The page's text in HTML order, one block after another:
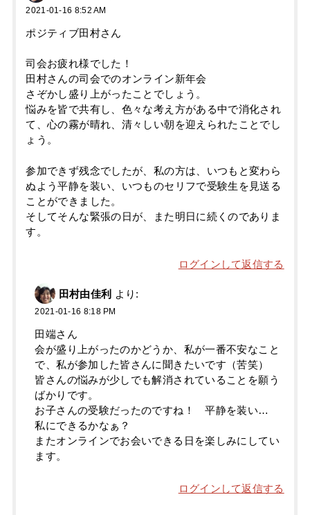
2021-01-16 8:52 AM
ポジティブ田村さん
司会お疲れ様でした！
田村さんの司会でのオンライン新年会
さぞかし盛り上がったことでしょう。
悩みを皆で共有し、色々な考え方がある中で消化され
て、心の霧が晴れ、清々しい朝を迎えられたことでし
ょう。
参加できず残念でしたが、私の方は、いつもと変わら
ぬよう平静を装い、いつものセリフで受験生を見送る
ことができました。
そしてそんな緊張の日が、また明日に続くのでありま
す。
ログインして返信する
田村由佳利 より:
2021-01-16 8:18 PM
田端さん
会が盛り上がったのかどうか、私が一番不安なこと
で、私が参加した皆さんに聞きたいです（苦笑）
皆さんの悩みが少しでも解消されていることを願う
ばかりです。
お子さんの受験だったのですね！ 平静を装い…
私にできるかなぁ？
またオンラインでお会いできる日を楽しみにしてい
ます。
ログインして返信する